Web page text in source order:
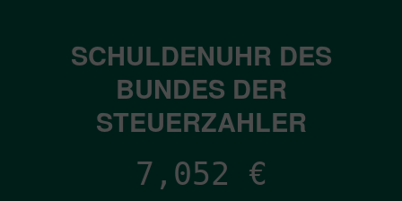
SCHULDENUHR DES
BUNDES DER
STEUERZAHLER
7,052 €